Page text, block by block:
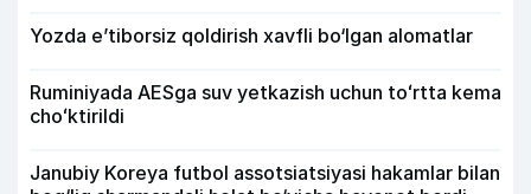
Yozda e’tiborsiz qoldirish xavfli bo‘lgan alomatlar
Ruminiyada AESga suv yetkazish uchun toʻrtta kema
choʻktirildi
Janubiy Koreya futbol assotsiatsiyasi hakamlar bilan